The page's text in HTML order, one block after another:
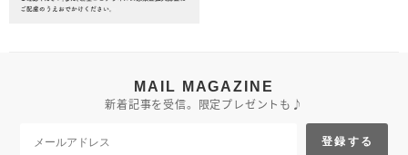
MAIL MAGAZINE
新着記事を受信。限定プレゼントも♪
登録する